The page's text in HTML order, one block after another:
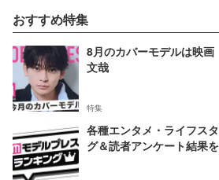
おすすめ特集
8月のカバーモデルは映
文哉
特集
各種エンタメ・ライフス
グ＆読者アンケート結果